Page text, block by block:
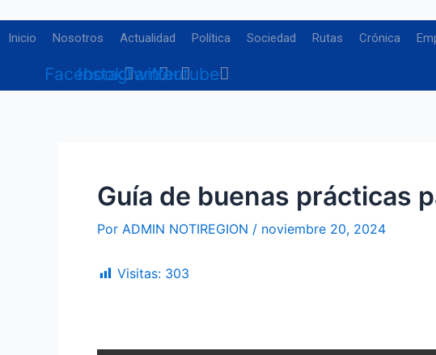
al
Inicio Nosotros Actualidad Política Sociedad Rutas Crónica
Facebook
Instagram
TwitterYoutube
Guía de buenas prácticas
Por ADMIN NOTIREGION / noviembre 20, 2024
Visitas: 303